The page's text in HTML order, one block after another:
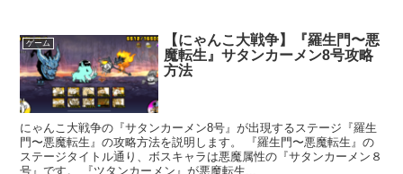
ゲーム
【にゃんこ大戦争】『羅生門〜悪
魔転生』サタンカーメン8号攻略
方法
にゃんこ大戦争の『サタンカーメン8号』が出現するステージ『羅生
門〜悪魔転生』の攻略方法を説明します。 『羅生門〜悪魔転生』の
ステージタイトル通り、ボスキャラは悪魔属性の『サタンカーメン８
号』です。 『ツタンカーメン』が悪魔転生...